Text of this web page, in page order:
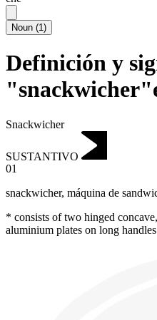
Noun (1)
Definición y
Snackwicher
SUSTANTIVO
01
snackwicher, máquina de
* consists of two hinged
aluminium plates on long handles